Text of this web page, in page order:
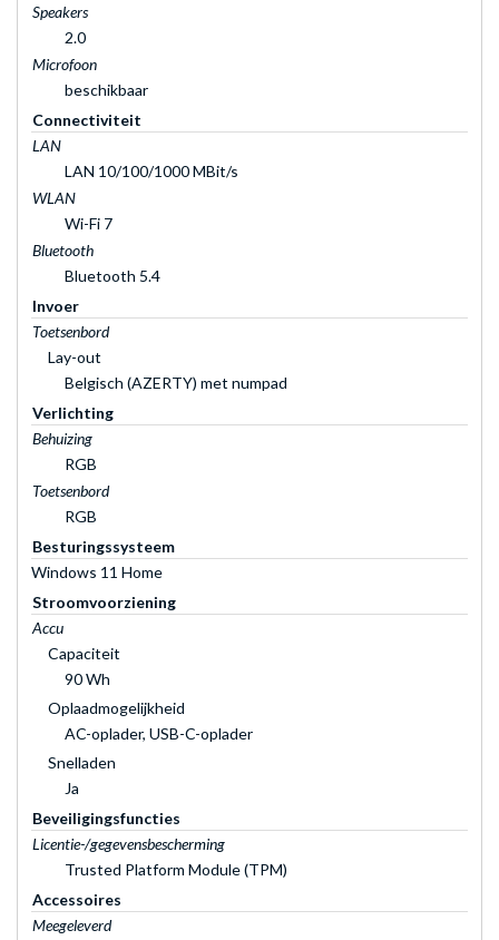
Speakers
2.0
Microfoon
beschikbaar
Connectiviteit
LAN
LAN 10/100/1000 MBit/s
WLAN
Wi-Fi 7
Bluetooth
Bluetooth 5.4
Invoer
Toetsenbord
Lay-out
Belgisch (AZERTY) met numpad
Verlichting
Behuizing
RGB
Toetsenbord
RGB
Besturingssysteem
Windows 11 Home
Stroomvoorziening
Accu
Capaciteit
90 Wh
Oplaadmogelijkheid
AC-oplader, USB-C-oplader
Snelladen
Ja
Beveiligingsfuncties
Licentie-/gegevensbescherming
Trusted Platform Module (TPM)
Accessoires
Meegeleverd